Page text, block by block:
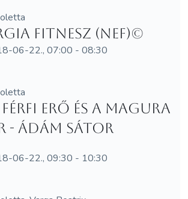
Fitnesz (NEF)©
06-22., 07:00 - 08:30
Erő és a MagUra
- Ádám Sátor
06-22., 09:30 - 10:30